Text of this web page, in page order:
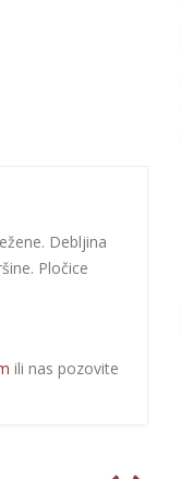
Debljina
Pločice
ili nas pozovite